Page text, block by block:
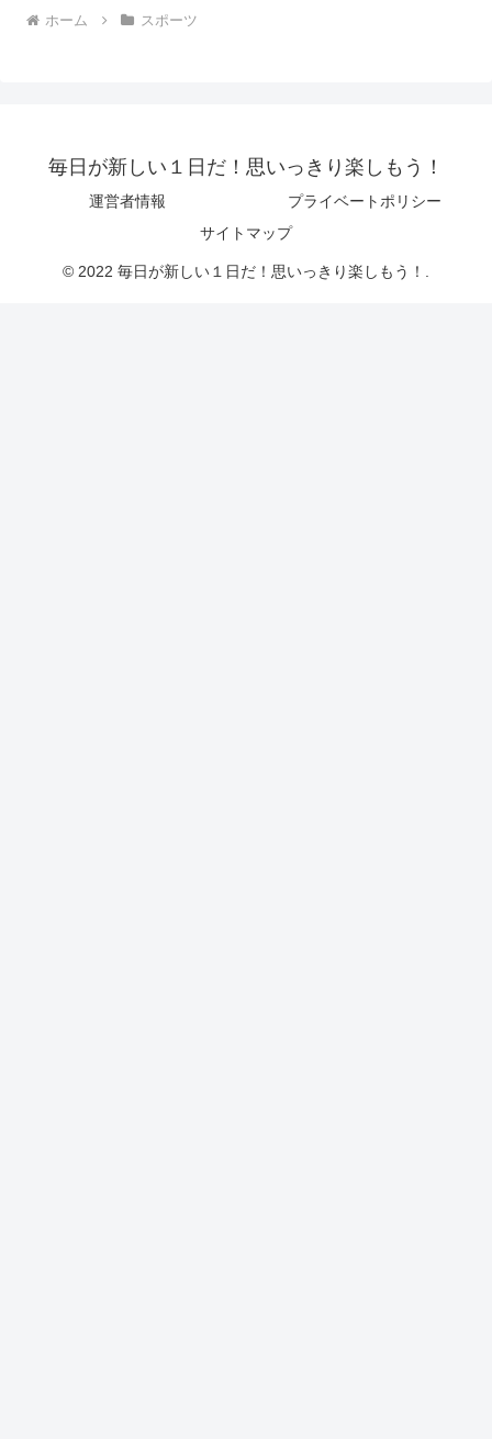
ホーム スポーツ
毎日が新しい１日だ！思いっきり楽しもう！
運営者情報
プライベートポリシー
サイトマップ
© 2022 毎日が新しい１日だ！思いっきり楽しもう！.